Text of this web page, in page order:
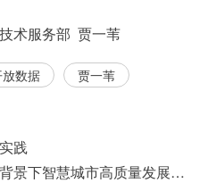
术服务部 贾一苇
数据 贾一苇
践
杨冰之：新两化融合和双转型背景下智慧城市高质量发展之浅见